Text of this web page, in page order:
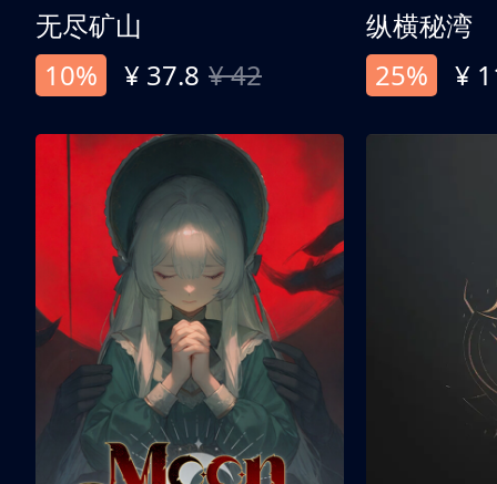
无尽矿山
10%
¥ 37.8 ¥ 42
纵横秘湾
25%
¥